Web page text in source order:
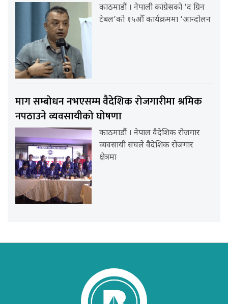
काठमाडौं । नेपाली कांग्रेसको ‘द ग्रिन
टेबल’को १५औँ कार्यक्रममा ‘आन्दोलन
माग सम्बोधन नभएसम्म वैदेशिक रोजगारीमा श्रमिक
नपठाउने व्यवसायीको घोषणा
काठमाडौंं । नेपाल वैदेशिक रोजगार
व्यवसायी संघले वैदेशिक रोजगार
क्षेत्रमा